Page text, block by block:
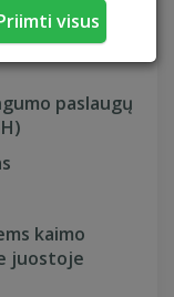
visus
paslaugų
kaimo
juostoje